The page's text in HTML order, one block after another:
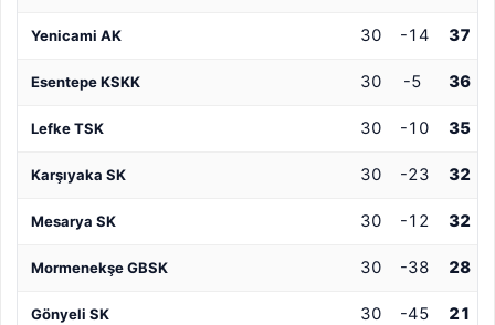
Yenicami AK 30 -14 37
Esentepe KSKK 30 -5 36
Lefke TSK 30 -10 35
Karşıyaka SK 30 -23 32
Mesarya SK 30 -12 32
Mormenekşe GBSK 30 -38 28
Gönyeli SK 30 -45 21